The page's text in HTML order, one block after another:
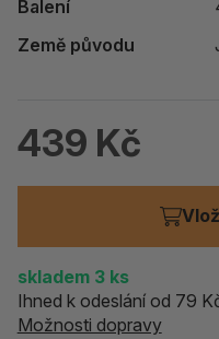
Balení
Země původu
439 Kč
skladem3 ks
Ihned k odeslání od 79
Možnosti dopravy